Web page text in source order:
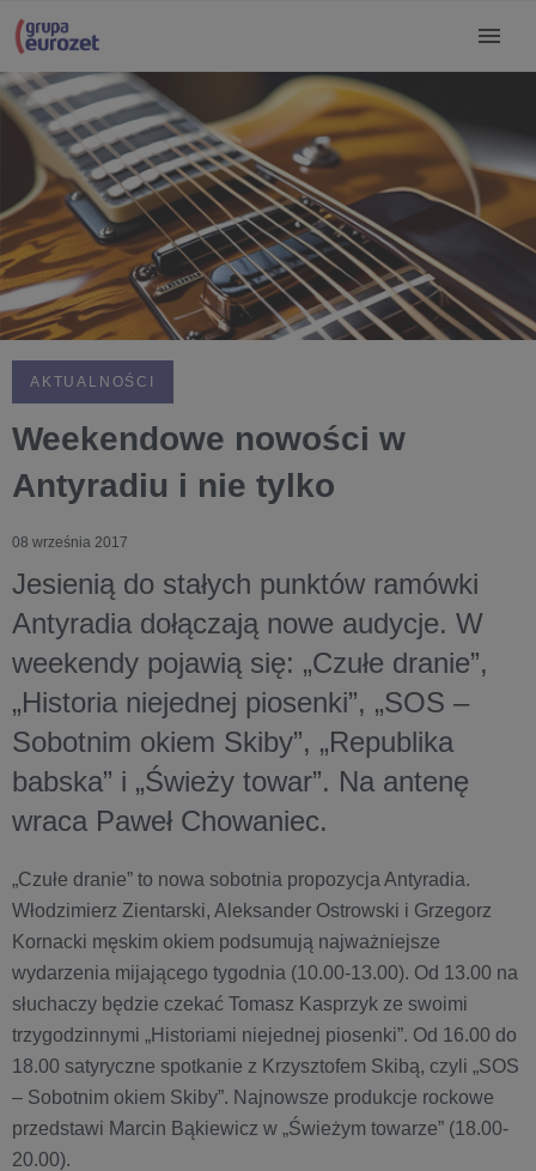
AKTUALNOŚCI
Weekendowe nowości w
Antyradiu i nie tylko
08 września 2017
Jesienią do stałych punktów ramówki
Antyradia dołączają nowe audycje. W
weekendy pojawią się: „Czułe dranie”,
„Historia niejednej piosenki”, „SOS –
Sobotnim okiem Skiby”, „Republika
babska” i „Świeży towar”. Na antenę
wraca Paweł Chowaniec.
„Czułe dranie” to nowa sobotnia propozycja Antyradia.
Włodzimierz Zientarski, Aleksander Ostrowski i Grzegorz
Kornacki męskim okiem podsumują najważniejsze
wydarzenia mijającego tygodnia (10.00-13.00). Od 13.00 na
słuchaczy będzie czekać Tomasz Kasprzyk ze swoimi
trzygodzinnymi „Historiami niejednej piosenki”. Od 16.00 do
18.00 satyryczne spotkanie z Krzysztofem Skibą, czyli „SOS
– Sobotnim okiem Skiby”. Najnowsze produkcje rockowe
przedstawi Marcin Bąkiewicz w „Świeżym towarze” (18.00-
20.00).